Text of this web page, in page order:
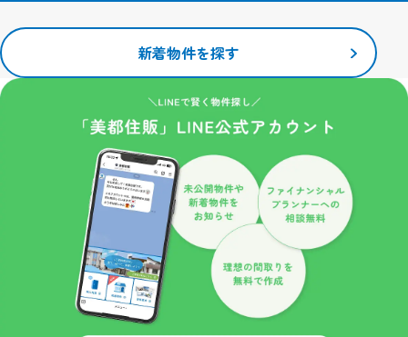
れません。
当サイトで利用するクッキーの情報は、当サイトのサービスを利用
する以外にはまったく意味のない情報です。
ブラウザでクッキーの受け入れを拒否する設定をすることも可能で
ただし、クッキーを受け入れない設定にすると、当サイトのいくつ
かのサービス・機能が正しく作動しない場合もありますので、ご了
安全管理措置
取得した個人情報について、漏えい、滅失又はき損の防止等、その
管理のために必要かつ適切な安全管理措置を講じます。また、取得
した個人情報を取り扱う従業者や委託先（再委託先を含みます）に
対して、必要かつ適切な監督を行います。
新着物件を探す